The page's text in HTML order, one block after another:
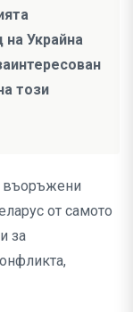
Украйна
този
въоръжени
от самото
за